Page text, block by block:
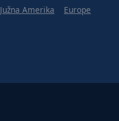
Južna Amerika
Europe